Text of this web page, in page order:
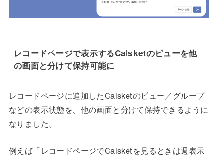
レコードページで表示するCalsketのビューを他
の画面と分けて保持可能に
レコードページに追加したCalsketのビュー／グループ
などの表示状態を、他の画面と分けて保持できるように
なりました。
例えば「レコードページでCalsketを見るときは週表示